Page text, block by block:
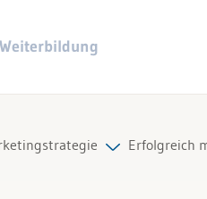
Weiterbildung
Erfolgreich